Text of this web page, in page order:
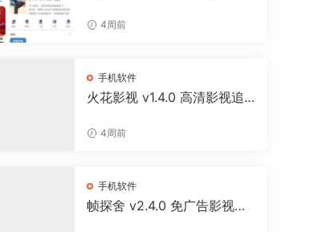
剧软件
4周前
手机软件
火花影视 v1.4.0 高清影视追
4周前
手机软件
帧探舍 v2.4.0 免广告影视离